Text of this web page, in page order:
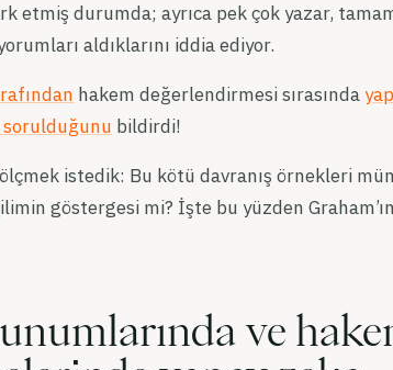
etmiş durumda; ayrıca pek çok yazar,
aldıklarını iddia ediyor.
hakem değerlendirmesi sırasında
bildirdi!
istedik: Bu kötü davranış örnekleri
göstergesi mi? İşte bu yüzden
ve